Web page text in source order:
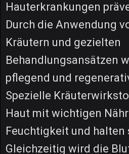
Hauterkrankungen
Durch die Anwendung
Kräutern und gezielten
Behandlungsansätzen
pflegend und
Spezielle
Haut mit wichtigen
Feuchtigkeit und halten
Gleichzeitig wird die